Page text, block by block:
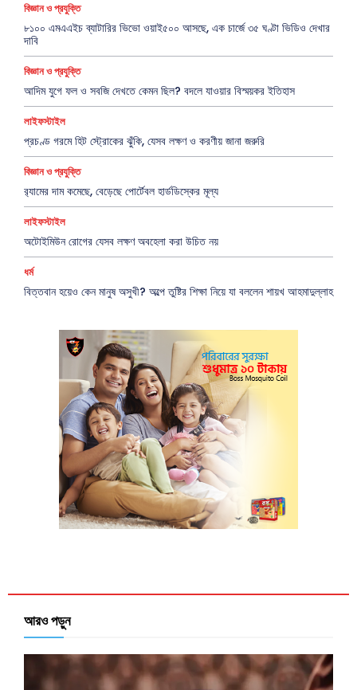
বিজ্ঞান ও প্রযুক্তি
৮১০০ এমএএইচ ব্যাটারির ভিভো ওয়াই৫০০ আসছে, এক চার্জে ৩৫ ঘণ্টা ভিডিও দেখার
দাবি
বিজ্ঞান ও প্রযুক্তি
আদিম যুগে ফল ও সবজি দেখতে কেমন ছিল? বদলে যাওয়ার বিস্ময়কর ইতিহাস
লাইফস্টাইল
প্রচণ্ড গরমে হিট স্ট্রোকের ঝুঁকি, যেসব লক্ষণ ও করণীয় জানা জরুরি
বিজ্ঞান ও প্রযুক্তি
র‍্যামের দাম কমেছে, বেড়েছে পোর্টেবল হার্ডডিস্কের মূল্য
লাইফস্টাইল
অটোইমিউন রোগের যেসব লক্ষণ অবহেলা করা উচিত নয়
ধর্ম
বিত্তবান হয়েও কেন মানুষ অসুখী? অল্পে তুষ্টির শিক্ষা নিয়ে যা বললেন শায়খ আহমাদুল্লাহ
আরও পড়ুন